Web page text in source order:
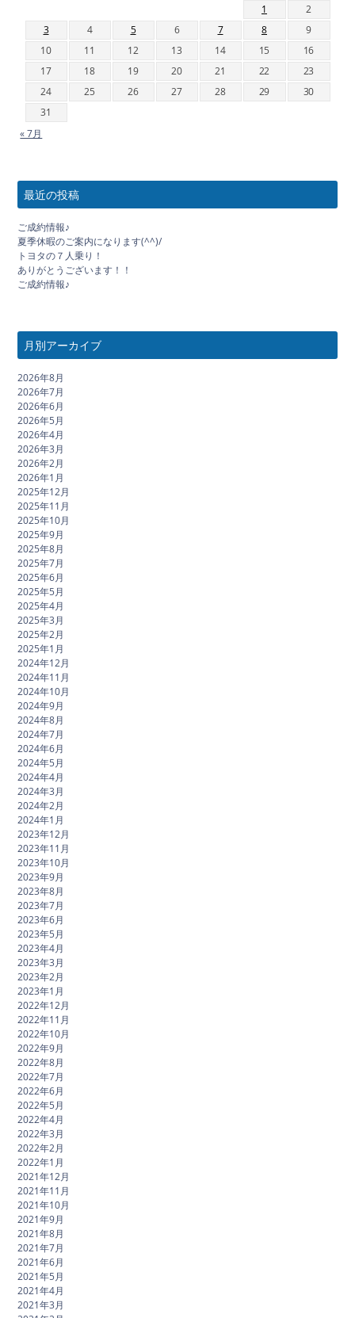
1
2
3
4 5 6 7 8
9
10
11 12 13 14 15
16
17
18 19 20 21 22
23
24
25 26 27 28 29
30
31
« 7月
最近の投稿
ご成約情報♪
夏季休暇のご案内になります(^^)/
トヨタの７人乗り！
ありがとうございます！！
ご成約情報♪
月別アーカイブ
2026年8月
2026年7月
2026年6月
2026年5月
2026年4月
2026年3月
2026年2月
2026年1月
2025年12月
2025年11月
2025年10月
2025年9月
2025年8月
2025年7月
2025年6月
2025年5月
2025年4月
2025年3月
2025年2月
2025年1月
2024年12月
2024年11月
2024年10月
2024年9月
2024年8月
2024年7月
2024年6月
2024年5月
2024年4月
2024年3月
2024年2月
2024年1月
2023年12月
2023年11月
2023年10月
2023年9月
2023年8月
2023年7月
2023年6月
2023年5月
2023年4月
2023年3月
2023年2月
2023年1月
2022年12月
2022年11月
2022年10月
2022年9月
2022年8月
2022年7月
2022年6月
2022年5月
2022年4月
2022年3月
2022年2月
2022年1月
2021年12月
2021年11月
2021年10月
2021年9月
2021年8月
2021年7月
2021年6月
2021年5月
2021年4月
2021年3月